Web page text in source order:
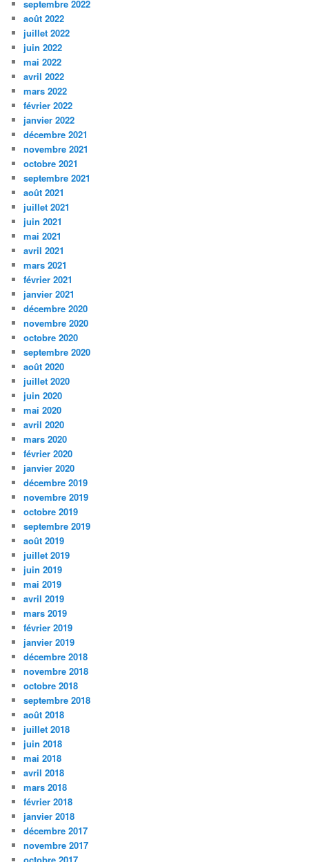
septembre 2022
août 2022
juillet 2022
juin 2022
mai 2022
avril 2022
mars 2022
février 2022
janvier 2022
décembre 2021
novembre 2021
octobre 2021
septembre 2021
août 2021
juillet 2021
juin 2021
mai 2021
avril 2021
mars 2021
février 2021
janvier 2021
décembre 2020
novembre 2020
octobre 2020
septembre 2020
août 2020
juillet 2020
juin 2020
mai 2020
avril 2020
mars 2020
février 2020
janvier 2020
décembre 2019
novembre 2019
octobre 2019
septembre 2019
août 2019
juillet 2019
juin 2019
mai 2019
avril 2019
mars 2019
février 2019
janvier 2019
décembre 2018
novembre 2018
octobre 2018
septembre 2018
août 2018
juillet 2018
juin 2018
mai 2018
avril 2018
mars 2018
février 2018
janvier 2018
décembre 2017
novembre 2017
octobre 2017